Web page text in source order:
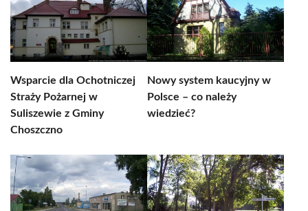
Wsparcie dla Ochotniczej
Straży Pożarnej w
Suliszewie z Gminy
Choszczno
Nowy system kaucyjny w
Polsce – co należy
wiedzieć?